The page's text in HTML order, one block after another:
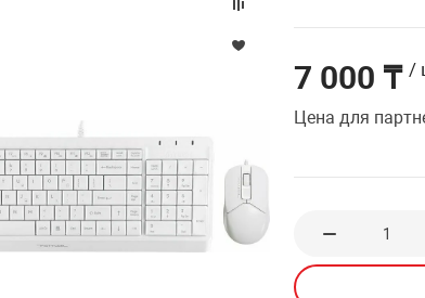
7 000 ₸ /
Цена для